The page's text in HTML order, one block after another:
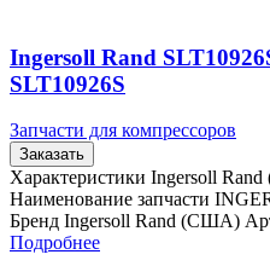
Ingersoll Rand
SLT10926S
Запчасти для компрессоров
Заказать
Характеристики Ingersoll
Наименование запчасти
Бренд Ingersoll Rand (США)
Подробнее